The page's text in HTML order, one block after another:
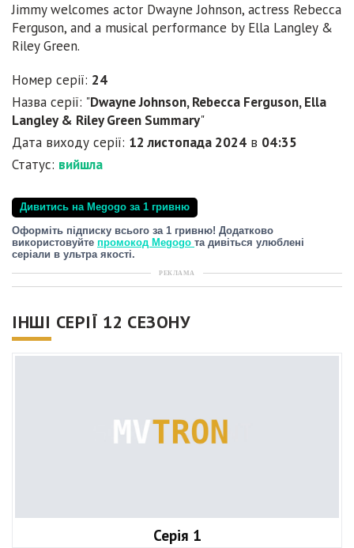
Jimmy welcomes actor Dwayne Johnson, actress Rebecca
Ferguson, and a musical performance by Ella Langley &
Riley Green.
Номер серії: 24
Назва серії: "Dwayne Johnson, Rebecca Ferguson, Ella
Langley & Riley Green Summary"
Дата виходу серії: 12 листопада 2024 в 04:35
Статус: вийшла
Дивитись на Megogo за 1 гривню
Оформіть підписку всього за 1 гривню! Додатково
використовуйте промокод Megogo та дивіться улюблені
серіали в ультра якості.
РЕКЛАМА
ІНШІ СЕРІЇ 12 СЕЗОНУ
Серія 1